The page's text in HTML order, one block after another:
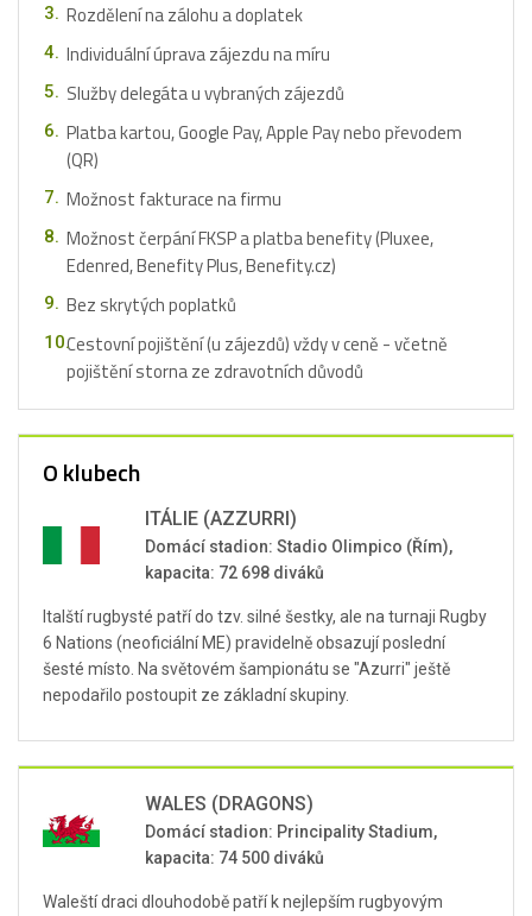
Rozdělení na zálohu a doplatek
Individuální úprava zájezdu na míru
Služby delegáta u vybraných zájezdů
Platba kartou, Google Pay, Apple Pay nebo převodem
(QR)
Možnost fakturace na firmu
Možnost čerpání FKSP a platba benefity (Pluxee,
Edenred, Benefity Plus, Benefity.cz)
Bez skrytých poplatků
Cestovní pojištění (u zájezdů) vždy v ceně - včetně
pojištění storna ze zdravotních důvodů
O klubech
ITÁLIE (AZZURRI)
Domácí stadion: Stadio Olimpico (Řím),
kapacita: 72 698 diváků
Italští rugbysté patří do tzv. silné šestky, ale na turnaji Rugby
6 Nations (neoficiální ME) pravidelně obsazují poslední
šesté místo. Na světovém šampionátu se "Azurri" ještě
nepodařilo postoupit ze základní skupiny.
WALES (DRAGONS)
Domácí stadion: Principality Stadium,
kapacita: 74 500 diváků
Waleští draci dlouhodobě patří k nejlepším rugbyovým